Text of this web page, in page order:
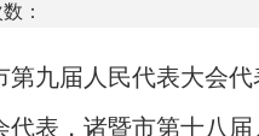
：
九届人民代表大会
表，诸暨市第十八